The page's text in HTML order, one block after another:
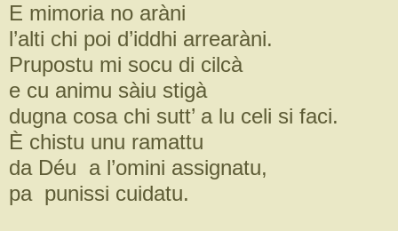
E mimoria no aràni
l’alti chi poi d’iddhi arrearàni.
Prupostu mi socu di cilcà
e cu animu sàiu stigà
dugna cosa chi sutt’ a lu celi si faci.
È chistu unu ramattu
da Déu a l’omini assignatu,
pa punissi cuidatu.